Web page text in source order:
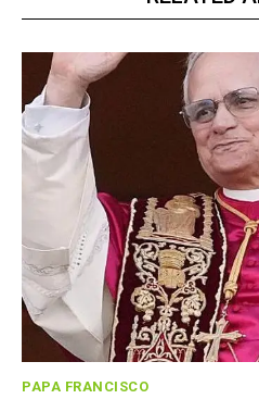
PAPA FRANCISCO